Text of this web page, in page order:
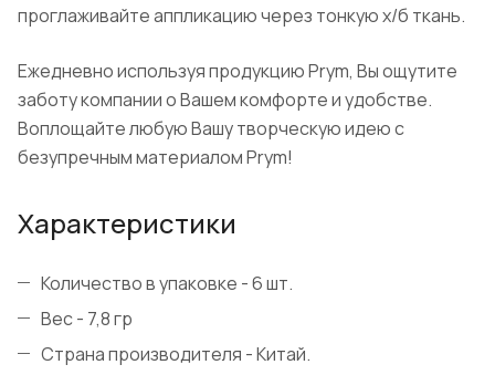
проглаживайте аппликацию через тонкую х/б ткань.
Ежедневно используя продукцию Prym, Вы ощутите
заботу компании о Вашем комфорте и удобстве.
Воплощайте любую Вашу творческую идею с
безупречным материалом Prym!
Характеристики
Количество в упаковке - 6 шт.
Вес - 7,8 гр
Страна производителя - Китай.